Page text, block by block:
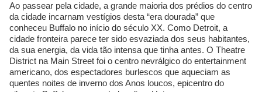
Ao passear pela cidade, a grande maioria dos prédios do centro
da cidade incarnam vestígios desta “era dourada” que
conheceu Buffalo no início do século XX. Como Detroit, a
cidade fronteira parece ter sido esvaziada dos seus habitantes,
da sua energia, da vida tão intensa que tinha antes. O Theatre
District na Main Street foi o centro nevrálgico do entertainment
americano, dos espectadores burlescos que aqueciam as
quentes noites de inverno dos Anos loucos, epicentro do